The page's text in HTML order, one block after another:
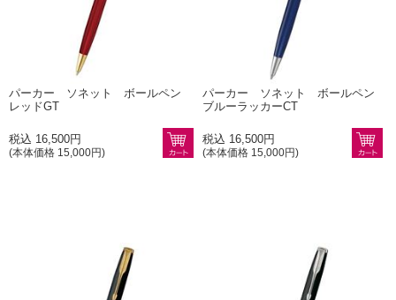
パーカー ソネット ボールペン
レッドGT
税込 16,500円
(本体価格 15,000円)
パーカー ソネット ボールペン
ブルーラッカーCT
税込 16,500円
(本体価格 15,000円)